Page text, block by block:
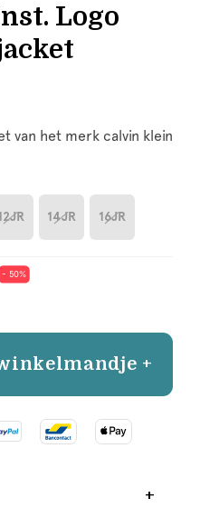
Logo
van het merk calvin klein
14JR 16JR
- 50%
+